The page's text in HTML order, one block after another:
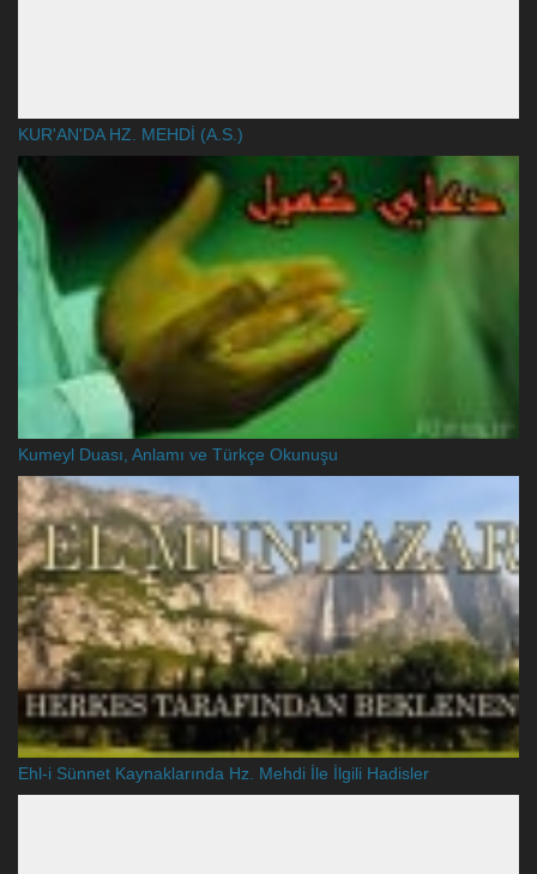
KUR'AN'DA HZ. MEHDİ (A.S.)
Kumeyl Duası, Anlamı ve Türkçe Okunuşu
Ehl-i Sünnet Kaynaklarında Hz. Mehdi İle İlgili Hadisler